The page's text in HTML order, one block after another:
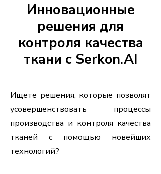
Инновационные
решения для
контроля качества
ткани с Serkon.AI
Ищете решения, которые позволят
усовершенствовать процессы
производства и контроля качества
тканей с помощью новейших
технологий?